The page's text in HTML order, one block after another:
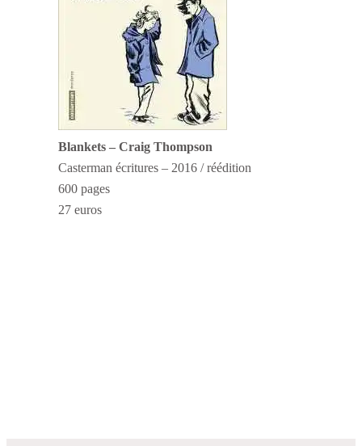
Blankets – Craig Thompson
Casterman écritures – 2016 / réédition
600 pages
27 euros